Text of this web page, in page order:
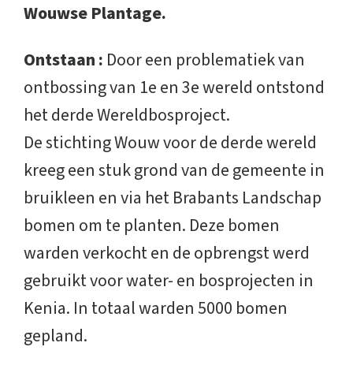
Wouwse Plantage.
Ontstaan : Door een problematiek van
ontbossing van 1e en 3e wereld ontstond
het derde Wereldbosproject.
De stichting Wouw voor de derde wereld
kreeg een stuk grond van de gemeente in
bruikleen en via het Brabants Landschap
bomen om te planten. Deze bomen
warden verkocht en de opbrengst werd
gebruikt voor water- en bosprojecten in
Kenia. In totaal warden 5000 bomen
gepland.